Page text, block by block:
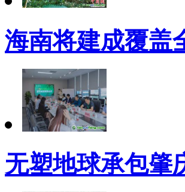
海南将建成覆盖
无塑地球承包肇